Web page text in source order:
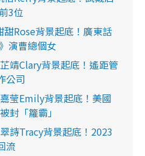
3位
Rose背景起底！廣東話
演曹總個女
靖Clary背景起底！遙距管
公司
莹Emily背景起底！美國
封「籮霸」
詩Tracy背景起底！2023
流